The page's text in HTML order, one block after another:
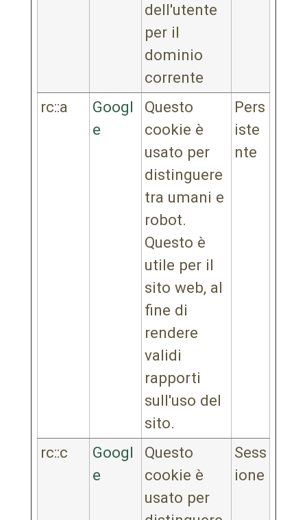
dell'utente
per il
dominio
corrente
rc::a
Googl
e
Questo
cookie è
usato per
distinguere
tra umani e
robot.
Questo è
utile per il
sito web, al
fine di
rendere
validi
rapporti
sull'uso del
sito.
Pers
iste
nte
rc::c
Googl
e
Questo
cookie è
usato per
Sess
ione